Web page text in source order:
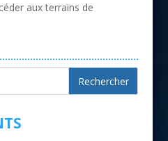
aux terrains de